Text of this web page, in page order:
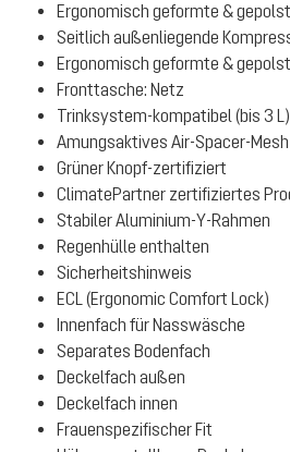
Ergonomisch geformte &
Seitlich außenliegende
Ergonomisch geformte &
Fronttasche: Netz
Trinksystem-kompatibel (bis 3 L)
Amungsaktives Air-Spacer-Mesh
Grüner Knopf-zertifiziert
ClimatePartner zertifiziertes
Stabiler Aluminium-Y-Rahmen
Regenhülle enthalten
Sicherheitshinweis
ECL (Ergonomic Comfort Lock)
Innenfach für Nasswäsche
Separates Bodenfach
Deckelfach außen
Deckelfach innen
Frauenspezifischer Fit